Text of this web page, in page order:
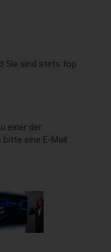
Sie sind stets top
einer der
bitte eine E-Mail: